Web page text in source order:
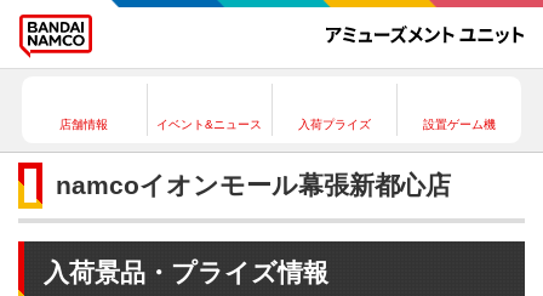
店舗情報 イベント&ニュース 入荷プライズ 設置ゲーム機
namcoイオンモール幕張新都心店
入荷景品・プライズ情報